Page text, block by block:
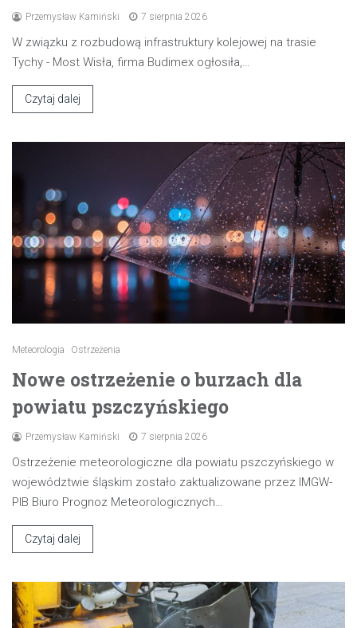
Przemysław Kamiński 7 sierpnia 2026
W związku z rozbudową infrastruktury kolejowej na trasie
Tychy - Most Wisła, firma Budimex ogłosiła,…
Czytaj dalej
Meteorologia Ostrzeżenia
Nowe ostrzeżenie o burzach dla
powiatu pszczyńskiego
Przemysław Kamiński 7 sierpnia 2026
Ostrzeżenie meteorologiczne dla powiatu pszczyńskiego w
województwie śląskim zostało zaktualizowane przez IMGW-
PIB Biuro Prognoz Meteorologicznych…
Czytaj dalej